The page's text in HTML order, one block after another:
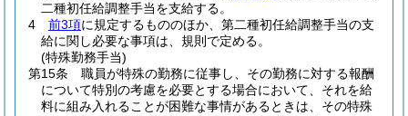
二種初任給調整手当を支給する。
4
前3項に規定するもののほか、第二種初任給調整手当の支
給に関し必要な事項は、規則で定める。
(特殊勤務手当)
第15条
職員が特殊の勤務に従事し、その勤務に対する報酬
について特別の考慮を必要とする場合において、それを給
料に組み入れることが困難な事情があるときは、その特殊